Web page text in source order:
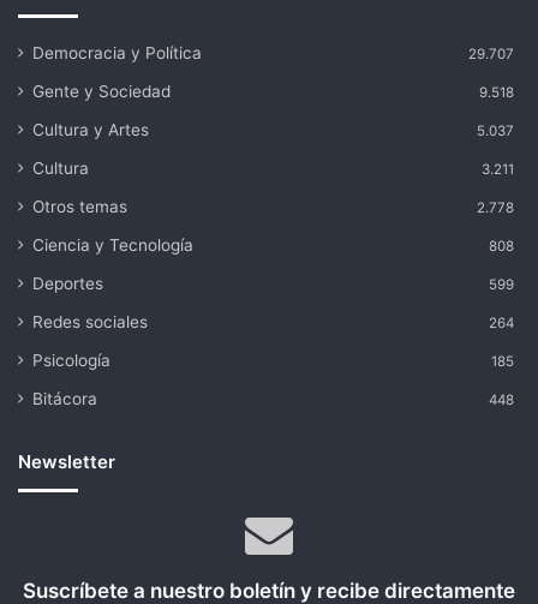
Democracia y Política 29.707
Gente y Sociedad 9.518
Cultura y Artes 5.037
Cultura 3.211
Otros temas 2.778
Ciencia y Tecnología 808
Deportes 599
Redes sociales 264
Psicología 185
Bitácora 448
Newsletter
Suscríbete a nuestro boletín y recibe directamente